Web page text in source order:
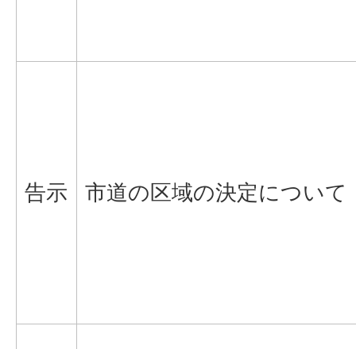
告示 市道の区域の決定について